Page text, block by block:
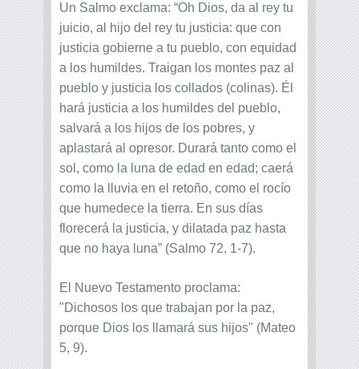
Un Salmo exclama: “Oh Dios, da al rey tu
juicio, al hijo del rey tu justicia: que con
justicia gobierne a tu pueblo, con equidad
a los humildes. Traigan los montes paz al
pueblo y justicia los collados (colinas). Él
hará justicia a los humildes del pueblo,
salvará a los hijos de los pobres, y
aplastará al opresor. Durará tanto como el
sol, como la luna de edad en edad; caerá
como la lluvia en el retoño, como el rocío
que humedece la tierra. En sus días
florecerá la justicia, y dilatada paz hasta
que no haya luna” (Salmo 72, 1-7).
El Nuevo Testamento proclama:
"Dichosos los que trabajan por la paz,
porque Dios los llamará sus hijos" (Mateo
5, 9).